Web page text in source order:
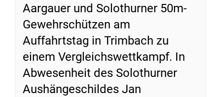
Aargauer und Solothurner 50m-
Gewehrschützen am
Auffahrtstag in Trimbach zu
einem Vergleichswettkampf. In
Abwesenheit des Solothurner
Aushängeschildes Jan